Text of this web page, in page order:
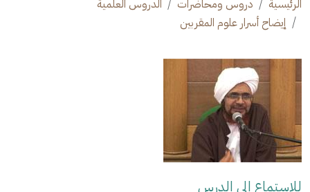
الرئيسية دروس ومحاضرات
الدروس العلمية
إيضاح أسرار علوم المقربين
للاستماع إلى الدرس